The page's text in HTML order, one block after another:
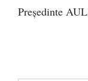
Preşedinte